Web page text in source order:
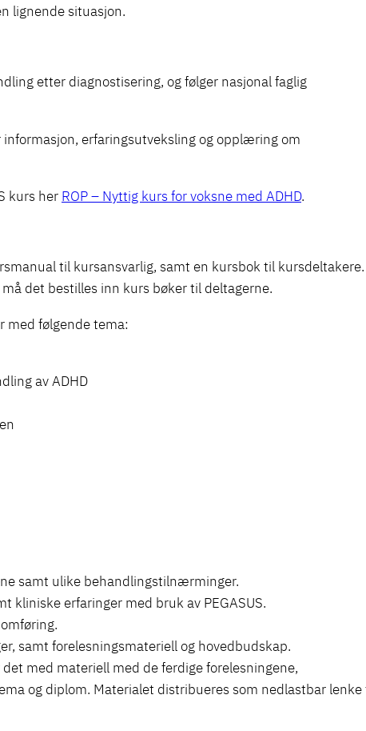
lignende situasjon.
etter diagnostisering, og følger nasjonal faglig
informasjon, erfaringsutveksling og opplæring om
kurs her ROP – Nyttig kurs for voksne med ADHD.
til kursansvarlig, samt en kursbok til kursdeltakere.
det bestilles inn kurs bøker til deltagerne.
med følgende tema:
av ADHD
samt ulike behandlingstilnærminger.
kliniske erfaringer med bruk av PEGASUS.
samt forelesningsmateriell og hovedbudskap.
med materiell med de ferdige forelesningene,
og diplom. Materialet distribueres som nedlastbar lenke